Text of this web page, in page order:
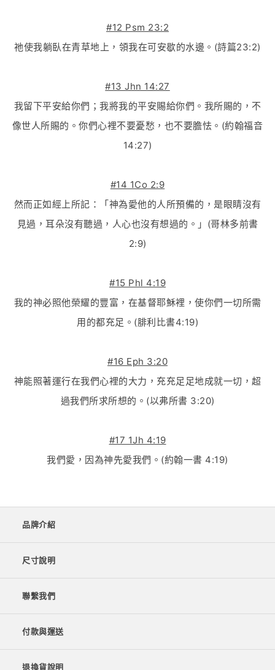
#12 Psm 23:2
祂使我躺臥在青草地上，領我在可安歇的水邊。(詩篇23:2)
#13 Jhn 14:27
我留下平安給你們；我將我的平安賜給你們。我所賜的，不
像世人所賜的。你們心裡不要憂愁，也不要膽怯。(約翰福音
14:27)
#14 1Co 2:9
然而正如經上所記：「神為愛他的人所預備的，是眼睛沒有
見過，耳朵沒有聽過，人心也沒有想過的。」(哥林多前書
2:9)
#15 Phl 4:19
我的神必照他榮耀的豐富，在基督耶穌裡，使你們一切所需
用的都充足。(腓利比書4:19)
#16 Eph 3:20
神能照著運行在我們心裡的大力，充充足足地成就一切，超
過我們所求所想的。(以弗所書 3:20)
#17 1Jh 4:19
我們愛，因為神先愛我們。(約翰一書 4:19)
品牌介紹
尺寸說明
聯繫我們
付款與運送
退換貨說明